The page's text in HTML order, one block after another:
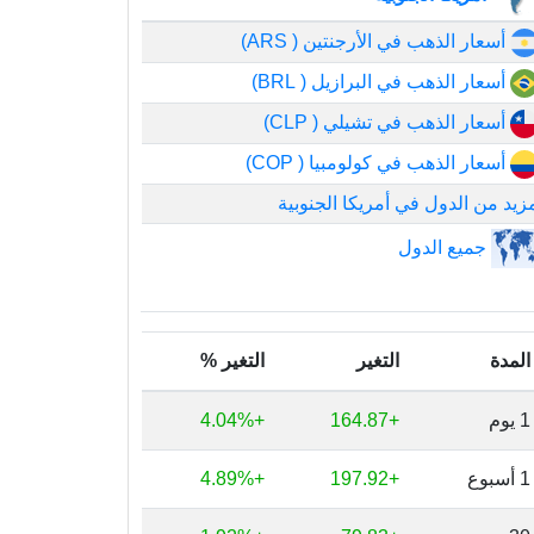
أسعار الذهب في الأرجنتين ( ARS)
أسعار الذهب في البرازيل ( BRL)
أسعار الذهب في تشيلي ( CLP)
أسعار الذهب في كولومبيا ( COP)
من الدول في أمريكا الجنوبية
جميع الدول
المدة التغير التغير %
1 يوم +164.87
+4.04%
1 أسبوع +197.92
+4.89%